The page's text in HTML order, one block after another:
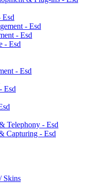
- Esd
- Esd
- Esd
- Esd
Esd
Telephony - Esd
Capturing - Esd
Skins